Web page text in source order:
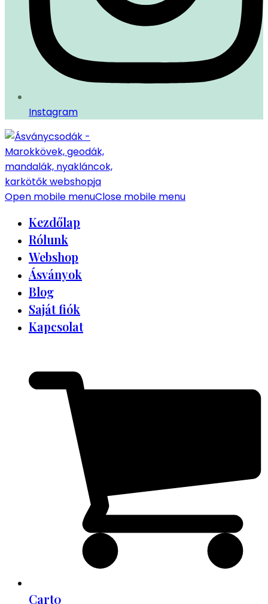
Instagram
Open mobile menuClose mobile menu
Kezdőlap
Rólunk
Webshop
Ásványok
Blog
Saját fiók
Kapcsolat
Cart0